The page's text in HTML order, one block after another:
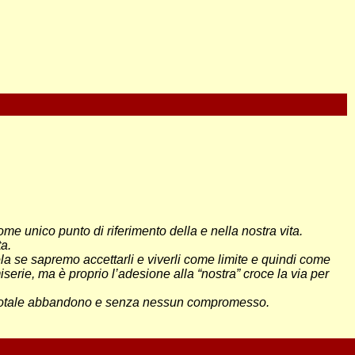
unico punto di riferimento della e nella nostra vita.
se sapremo accettarli e viverli come limite e quindi come
ma è proprio l’adesione alla “nostra” croce la via per
abbandono e senza nessun compromesso.